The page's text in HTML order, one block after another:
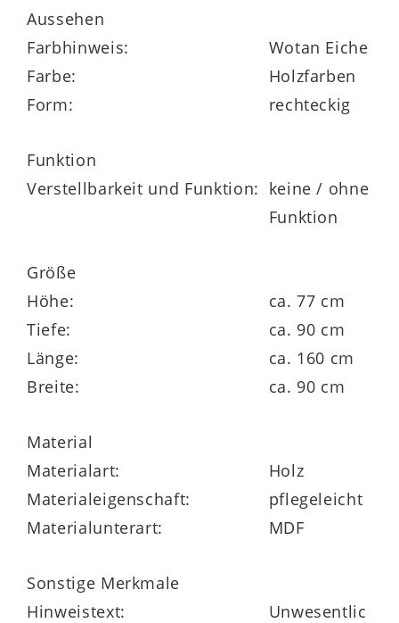
Aussehen
Farbhinweis:
Wotan Eiche
Farbe:
Holzfarben
Form:
rechteckig
Funktion
Verstellbarkeit und Funktion: keine / ohne
Funktion
Größe
Höhe:
ca. 77 cm
Tiefe:
ca. 90 cm
Länge:
ca. 160 cm
Breite:
ca. 90 cm
Material
Materialart:
Holz
Materialeigenschaft:
pflegeleicht
Materialunterart:
MDF
Sonstige Merkmale
Hinweistext:
Unwesentlic